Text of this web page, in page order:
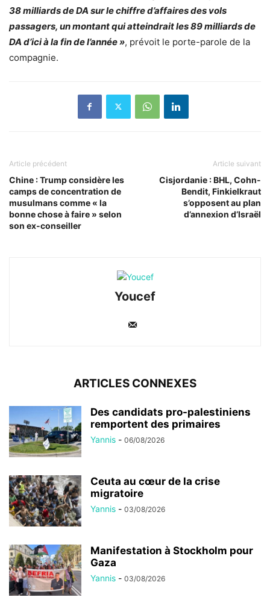
38 milliards de DA sur le chiffre d’affaires des vols
passagers, un montant qui atteindrait les 89 milliards de
DA d’ici à la fin de l’année », prévoit le porte-parole de la
compagnie.
Article précédent
Chine : Trump considère les
camps de concentration de
musulmans comme « la
bonne chose à faire » selon
son ex-conseiller
Article suivant
Cisjordanie : BHL, Cohn-
Bendit, Finkielkraut
s’opposent au plan
d’annexion d’Israël
Youcef
ARTICLES CONNEXES
Des candidats pro-palestiniens
remportent des primaires
Yannis - 06/08/2026
Ceuta au cœur de la crise
migratoire
Yannis - 03/08/2026
Manifestation à Stockholm pour
Gaza
Yannis - 03/08/2026